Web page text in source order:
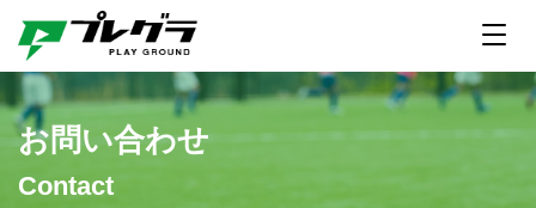
お問い合わせ
Contact